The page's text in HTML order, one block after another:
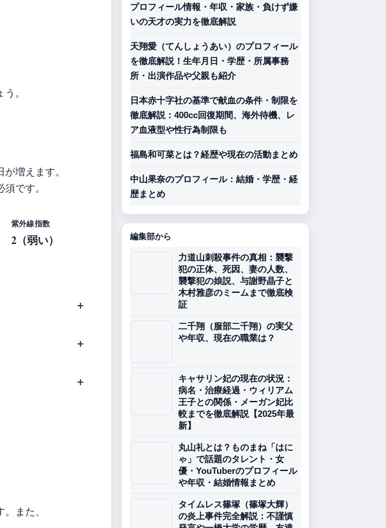
。
増えます。
です。
紫外線指数
2（弱い）
また、
プロフィール情報・年収・家族・負けず嫌
いの天才の実力を徹底解説
天翔愛（てんしょうあい）のプロフィール
を徹底解説！生年月日・学歴・所属事務
所・出演作品や父親も紹介
日本赤十字社の基準で献血の条件・制限を
徹底解説：400cc回復期間、海外待機、レ
ア血液型や性行為制限も
福島和可菜とは？経歴や現在の活動まとめ
中山果奈のプロフィール：結婚・学歴・経
歴まとめ
編集部から
力道山刺殺事件の真相：襲撃
犯の正体、死因、妻の人数、
襲撃犯の娘説、与謝野晶子と
木村雅彦のミームまで徹底検
証
二千翔（服部二千翔）の実父
や年収、現在の職業は？
キャサリン妃の現在の状況：
病名・治療経過・ウィリアム
王子との関係・メーガン妃比
較までを徹底解説【2025年最
新】
丸山礼とは？ものまね「はに
ゃ」で話題のタレント・女
優・YouTuberのプロフィール
や年収・結婚情報まとめ
タイムレス篠塚（篠塚大輝）
の炎上事件完全解説：不謹慎